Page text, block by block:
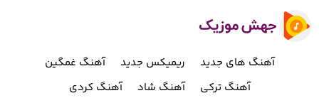
آهنگ های جدید ریمیکس جدید
آهنگ غمگین
آهنگ ترکی
آهنگ شاد آهنگ کردی